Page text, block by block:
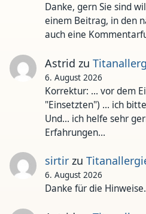
Danke, gern Sie sind
einem Beitrag, in den
auch eine
Astrid zu
6. August 2026
Korrektur: ... vor dem
"Einsetzten") ... ich
Und... ich helfe sehr
Erfahrungen…
sirtirzu
6. August 2026
Danke für die Hinweise.